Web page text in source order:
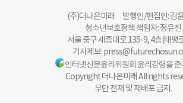
(주)더나은미래 발행인/편집인: 김
청소년보호정책 책임자: 정유진
서울 중구 세종대로 135-9, 4층(태평
기사제보:
인터넷신문윤리위원회 윤리강령을
Copyright 더나은미래 All rights
무단 전재 및 재배포 금지.